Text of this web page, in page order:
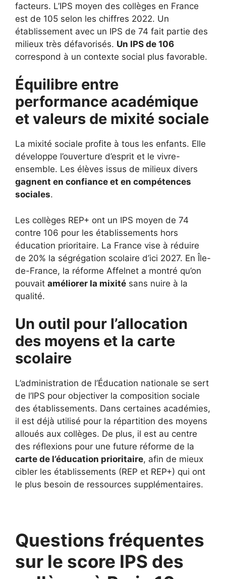
facteurs. L’IPS moyen des collèges en France
est de 105 selon les chiffres 2022. Un
établissement avec un IPS de 74 fait partie des
milieux très défavorisés. Un IPS de 106
correspond à un contexte social plus favorable.
Équilibre entre
performance académique
et valeurs de mixité sociale
La mixité sociale profite à tous les enfants. Elle
développe l’ouverture d’esprit et le vivre-
ensemble. Les élèves issus de milieux divers
gagnent en confiance et en compétences
sociales.
Les collèges REP+ ont un IPS moyen de 74
contre 106 pour les établissements hors
éducation prioritaire. La France vise à réduire
de 20% la ségrégation scolaire d’ici 2027. En Île-
de-France, la réforme Affelnet a montré qu’on
pouvait améliorer la mixité sans nuire à la
qualité.
Un outil pour l’allocation
des moyens et la carte
scolaire
L’administration de l’Éducation nationale se sert
de l’IPS pour objectiver la composition sociale
des établissements. Dans certaines académies,
il est déjà utilisé pour la répartition des moyens
alloués aux collèges. De plus, il est au centre
des réflexions pour une future réforme de la
carte de l’éducation prioritaire, afin de mieux
cibler les établissements (REP et REP+) qui ont
le plus besoin de ressources supplémentaires.
Questions fréquentes
sur le score IPS des